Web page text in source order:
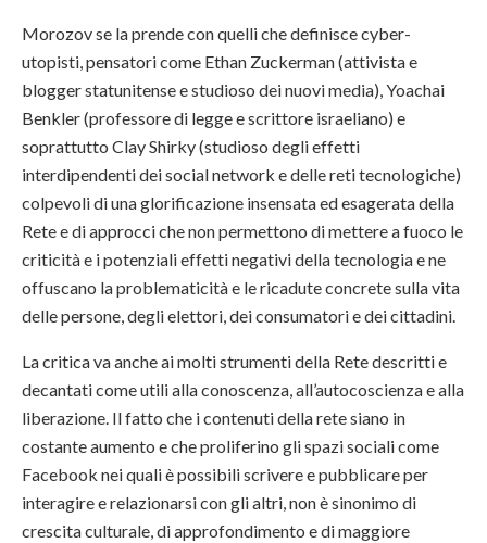
Morozov se la prende con quelli che definisce cyber-
utopisti, pensatori come Ethan Zuckerman (attivista e
blogger statunitense e studioso dei nuovi media), Yoachai
Benkler (professore di legge e scrittore israeliano) e
soprattutto Clay Shirky (studioso degli effetti
interdipendenti dei social network e delle reti tecnologiche)
colpevoli di una glorificazione insensata ed esagerata della
Rete e di approcci che non permettono di mettere a fuoco le
criticità e i potenziali effetti negativi della tecnologia e ne
offuscano la problematicità e le ricadute concrete sulla vita
delle persone, degli elettori, dei consumatori e dei cittadini.
La critica va anche ai molti strumenti della Rete descritti e
decantati come utili alla conoscenza, all’autocoscienza e alla
liberazione. Il fatto che i contenuti della rete siano in
costante aumento e che proliferino gli spazi sociali come
Facebook nei quali è possibili scrivere e pubblicare per
interagire e relazionarsi con gli altri, non è sinonimo di
crescita culturale, di approfondimento e di maggiore